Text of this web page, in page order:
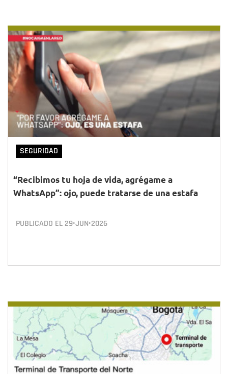
SEGURIDAD
“Recibimos tu hoja de vida, agrégame a
WhatsApp”: ojo, puede tratarse de una estafa
PUBLICADO EL 29•JUN•2026